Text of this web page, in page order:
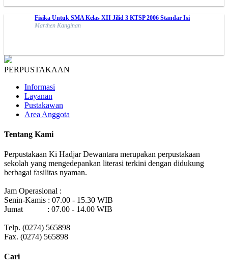
Fisika Untuk SMA Kelas XII Jilid 3 KTSP 2006 Standar Isi
Marthen Kanginan
PERPUSTAKAAN
Informasi
Layanan
Pustakawan
Area Anggota
Tentang Kami
Perpustakaan Ki Hadjar Dewantara merupakan perpustakaan
sekolah yang mengedepankan literasi terkini dengan didukung
berbagai fasilitas nyaman.
Jam Operasional :
Senin-Kamis : 07.00 - 15.30 WIB
Jumat : 07.00 - 14.00 WIB
Telp. (0274) 565898
Fax. (0274) 565898
Cari